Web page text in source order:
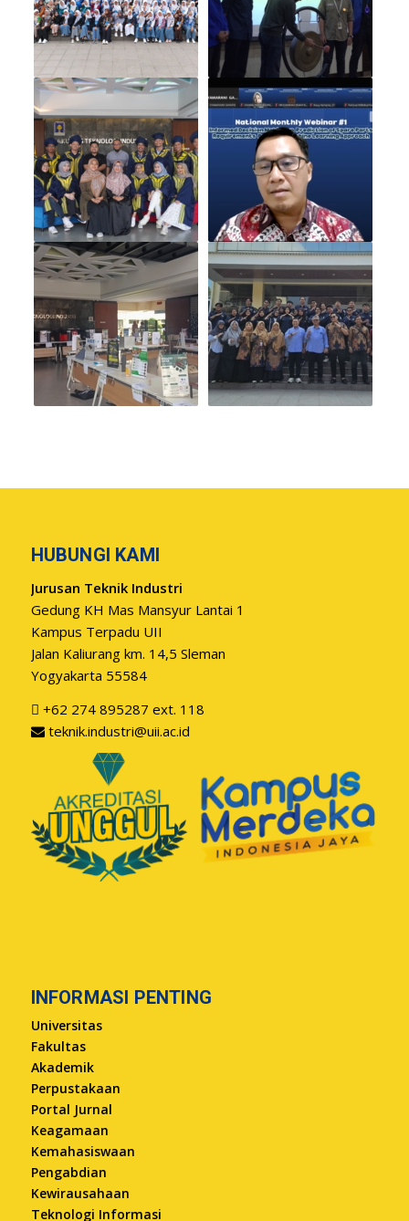
HUBUNGI KAMI
Jurusan Teknik Industri
Gedung KH Mas Mansyur Lantai 1
Kampus Terpadu UII
Jalan Kaliurang km. 14,5 Sleman
Yogyakarta 55584
+62 274 895287 ext. 118
teknik.industri@uii.ac.id
INFORMASI PENTING
Universitas
Fakultas
Akademik
Perpustakaan
Portal Jurnal
Keagamaan
Kemahasiswaan
Pengabdian
Kewirausahaan
Teknologi Informasi